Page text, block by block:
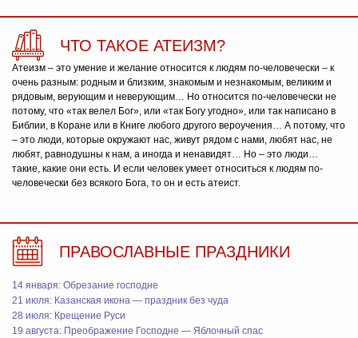
ЧТО ТАКОЕ АТЕИЗМ?
Атеизм – это умение и желание относится к людям по-человечески – к
очень разным: родным и близким, знакомым и незнакомым, великим и
рядовым, верующим и неверующим… Но относится по-человечески не
потому, что «так велел Бог», или «так Богу угодно», или так написано в
Библии, в Коране или в Книге любого другого вероучения… А потому, что
– это люди, которые окружают нас, живут рядом с нами, любят нас, не
любят, равнодушны к нам, а иногда и ненавидят… Но – это люди…
такие, какие они есть. И если человек умеет относиться к людям по-
человечески без всякого Бога, то он и есть атеист.
ПРАВОСЛАВНЫЕ ПРАЗДНИКИ
14 января: Обрезание господне
21 июля: Казанская икона — праздник без чуда
28 июля: Крещение Руси
19 августа: Преображение Господне — Яблочный спас